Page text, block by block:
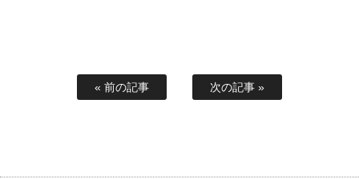
« 前の記事 次の記事 »